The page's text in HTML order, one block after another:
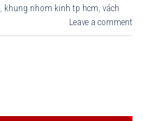
khung nhom kinh tp hcm vách
Leave a comment